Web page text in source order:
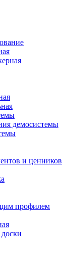
демосистемы
и ценников
профилем